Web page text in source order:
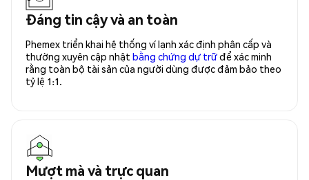
Đáng tin cậy và an toàn
Phemex triển khai hệ thống ví lạnh xác định phân cấp và
thường xuyên cập nhật bằng chứng dự trữđể xác minh
rằng toàn bộ tài sản của người dùng được đảm bảo theo
tỷ lệ 1:1.
Mượt mà và trực quan